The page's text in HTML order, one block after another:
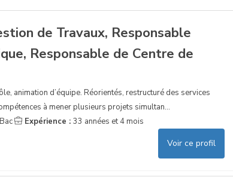
de Travaux, Responsable
Responsable de Centre de
animation d’équipe. Réorientés, restructuré des services
à mener plusieurs projets simultan...
Bac Expérience : 33 années et 4 mois
Voir ce profil